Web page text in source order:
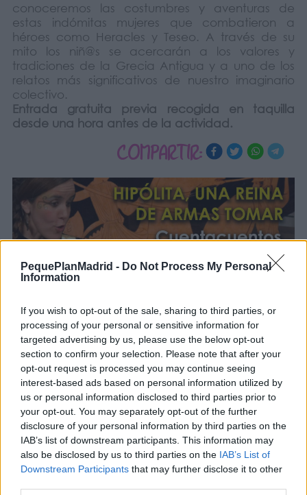
PequePlanMadrid - Do Not Process My Personal
Information
If you wish to opt-out of the sale, sharing to third parties, or
processing of your personal or sensitive information for
targeted advertising by us, please use the below opt-out
section to confirm your selection. Please note that after your
opt-out request is processed you may continue seeing
interest-based ads based on personal information utilized by
us or personal information disclosed to third parties prior to
your opt-out. You may separately opt-out of the further
disclosure of your personal information by third parties on the
IAB’s list of downstream participants. This information may
also be disclosed by us to third parties on the IAB’s List of
Downstream Participants that may further disclose it to other
conoceremos las costumbres y aventuras de
estas indómitas mujeres que combatieron a
héroes como Heracles y Teseo. A través de su
mito los niñ@s se acercarán a los valores y
tradiciones de la Grecia Antigua y a uno de los
relatos más significativos de nuestro imaginario
colectivo.
Entrada gratuita previa recogida en taquilla
desde una hora antes de la actividad.
COMPARTIR:
Opiniones Cuentos con Historia en el MAN - Hipólita,
una reina de armas tomar
0 Valoraciones